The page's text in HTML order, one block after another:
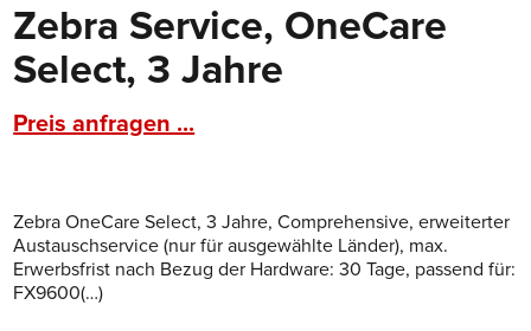
Zebra Service, OneCare
Select, 3 Jahre
Preis anfragen ...
Zebra OneCare Select, 3 Jahre, Comprehensive, erweiterter
Austauschservice (nur für ausgewählte Länder), max.
Erwerbsfrist nach Bezug der Hardware: 30 Tage, passend für:
FX9600(…)